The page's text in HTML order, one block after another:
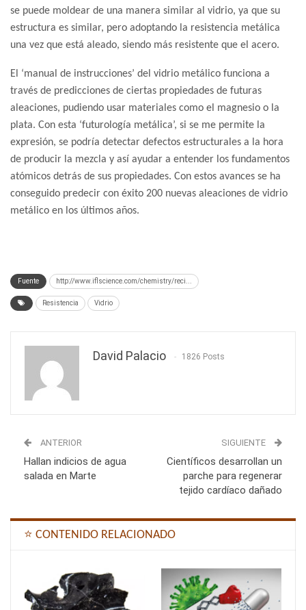
se puede moldear de una manera similar al vidrio, ya que su
estructura es similar, pero adoptando la resistencia metálica
una vez que está aleado, siendo más resistente que el acero.
El ‘manual de instrucciones’ del vidrio metálico funciona a
través de predicciones de ciertas propiedades de futuras
aleaciones, pudiendo usar materiales como el magnesio o la
plata. Con esta ‘futurología metálica’, si se me permite la
expresión, se podría detectar defectos estructurales a la hora
de producir la mezcla y así ayudar a entender los fundamentos
atómicos detrás de sus propiedades. Con estos avances se ha
conseguido predecir con éxito 200 nuevas aleaciones de vidrio
metálico en los últimos años.
Fuente http://www.iflscience.com/chemistry/reci...
Resistencia Vidrio
David Palacio 1826 Posts
ANTERIOR
Hallan indicios de agua
salada en Marte
SIGUIENTE
Científicos desarrollan un
parche para regenerar
tejido cardíaco dañado
⭐ CONTENIDO RELACIONADO